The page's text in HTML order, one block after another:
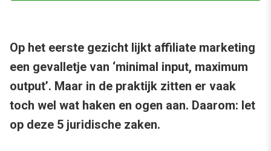
Op het eerste gezicht lijkt affiliate marketing
een gevalletje van ‘minimal input, maximum
output’. Maar in de praktijk zitten er vaak
toch wel wat haken en ogen aan. Daarom: let
op deze 5 juridische zaken.